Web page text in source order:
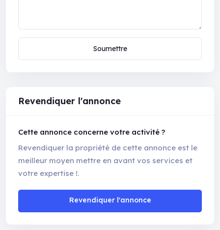
Soumettre
Revendiquer l'annonce
Cette annonce concerne votre activité ?
Revendiquer la propriété de cette annonce est le
meilleur moyen mettre en avant vos services et
votre expertise !.
Revendiquer l'annonce